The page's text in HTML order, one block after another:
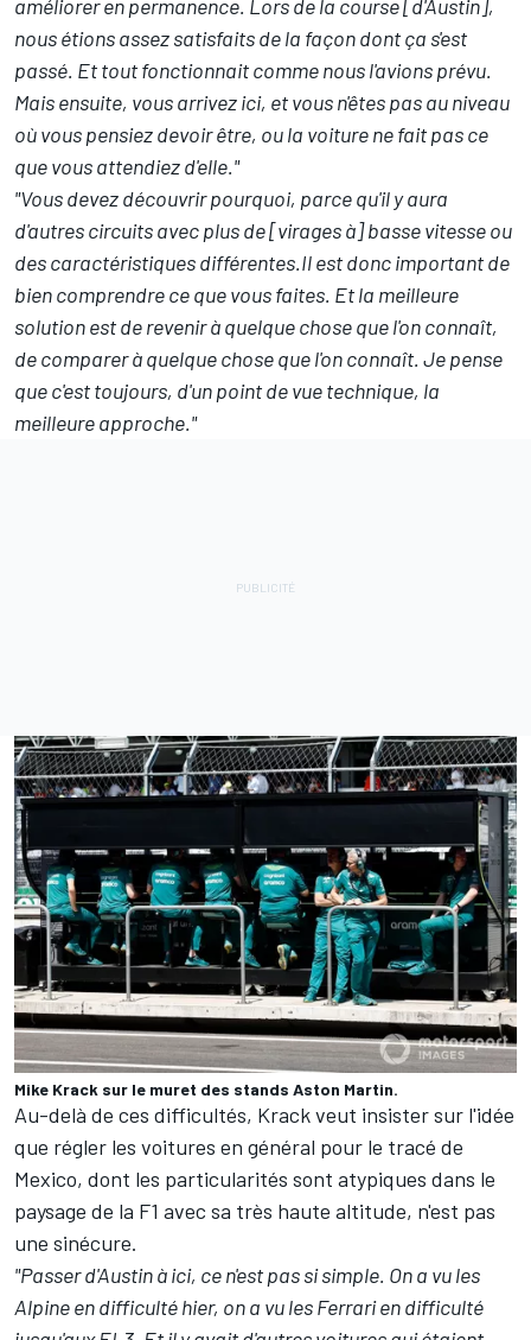
améliorer en permanence. Lors de la course [d'Austin],
nous étions assez satisfaits de la façon dont ça s'est
passé. Et tout fonctionnait comme nous l'avions prévu.
Mais ensuite, vous arrivez ici, et vous n'êtes pas au niveau
où vous pensiez devoir être, ou la voiture ne fait pas ce
que vous attendiez d'elle."
"Vous devez découvrir pourquoi, parce qu'il y aura
d'autres circuits avec plus de [virages à] basse vitesse ou
des caractéristiques différentes.Il est donc important de
bien comprendre ce que vous faites. Et la meilleure
solution est de revenir à quelque chose que l'on connaît,
de comparer à quelque chose que l'on connaît. Je pense
que c'est toujours, d'un point de vue technique, la
meilleure approche."
Mike Krack sur le muret des stands Aston Martin.
Au-delà de ces difficultés, Krack veut insister sur l'idée
que régler les voitures en général pour le tracé de
Mexico, dont les particularités sont atypiques dans le
paysage de la F1 avec sa très haute altitude, n'est pas
une sinécure.
"Passer d'Austin à ici, ce n'est pas si simple. On a vu les
Alpine en difficulté hier, on a vu les Ferrari en difficulté